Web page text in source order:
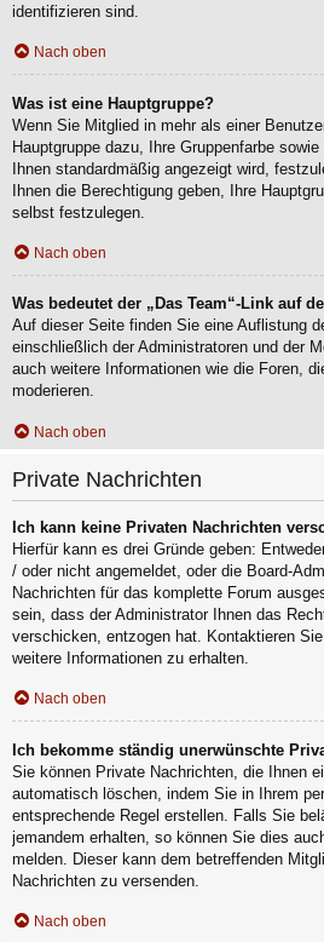
identifizieren sind.
Nach oben
Was ist eine Hauptgruppe?
Wenn Sie Mitglied in mehr als einer
Hauptgruppe dazu, Ihre Gruppenfarbe
Ihnen standardmäßig angezeigt wird,
Ihnen die Berechtigung geben, Ihre
selbst festzulegen.
Nach oben
Was bedeutet der „Das Team“-Link auf
Auf dieser Seite finden Sie eine Auflistung
einschließlich der Administratoren und der
auch weitere Informationen wie die Foren,
moderieren.
Nach oben
Private Nachrichten
Ich kann keine Privaten Nachrichten
Hierfür kann es drei Gründe geben:
/ oder nicht angemeldet, oder die Board-
Nachrichten für das komplette Forum
sein, dass der Administrator Ihnen das
verschicken, entzogen hat. Kontaktieren
weitere Informationen zu erhalten.
Nach oben
Ich bekomme ständig unerwünschte
Sie können Private Nachrichten, die Ihnen
automatisch löschen, indem Sie in Ihrem
entsprechende Regel erstellen. Falls Sie
jemandem erhalten, so können Sie dies
melden. Dieser kann dem betreffenden
Nachrichten zu versenden.
Nach oben